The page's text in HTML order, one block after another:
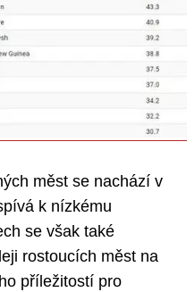
měst se nachází v
k nízkému
se však také
rostoucích měst na
příležitostí pro